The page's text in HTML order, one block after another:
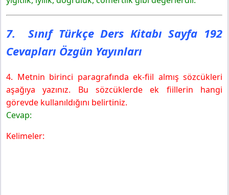
7. Sınıf Türkçe Ders Kitabı Sayfa 192
Cevapları Özgün Yayınları
4. Metnin birinci paragrafında ek-fiil almış sözcükleri
aşağıya yazınız. Bu sözcüklerde ek fiillerin hangi
görevde kullanıldığını belirtiniz.
Cevap:
Kelimeler: